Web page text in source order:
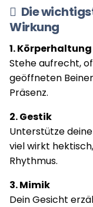
Die
Wirkung
1. Körperhaltung
Stehe aufrecht,
geöffneten
Präsenz.
2. Gestik
Unterstütze
viel wirkt
Rhythmus.
3. Mimik
Dein Gesicht